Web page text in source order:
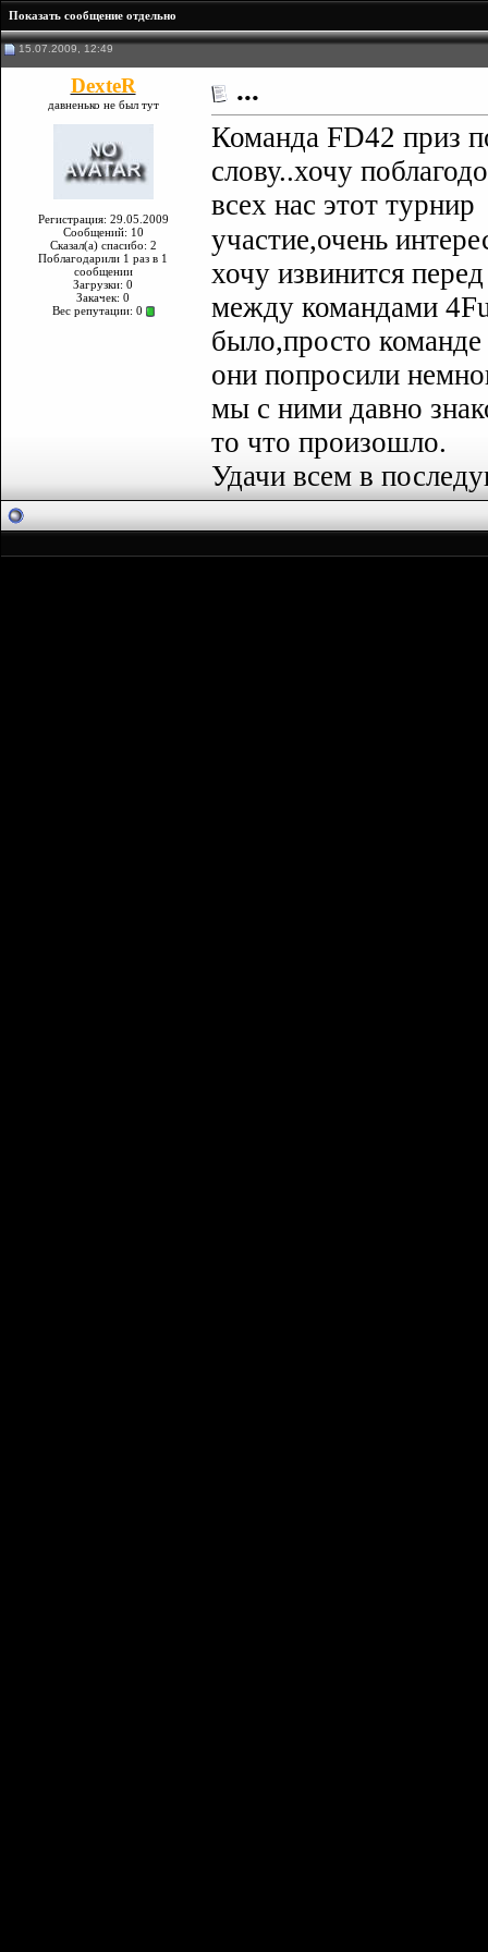
Показать сообщение отдельно
15.07.2009, 12:49
DexteR
давненько не был тут
Регистрация: 29.05.2009
Сообщений: 10
Сказал(а) спасибо: 2
Поблагодарили 1 раз в 1
сообщении
Загрузки: 0
Закачек: 0
Вес репутации: 0
...
Команда FD42 приз
слову..хочу
всех нас этот турнир
участие,очень
хочу извинится
между командами
было,просто команде
они попросили
мы с ними давно
то что произошло.
Удачи всем в